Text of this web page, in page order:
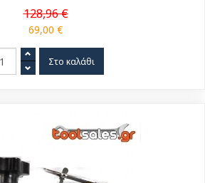
128,96 €
69,00 €